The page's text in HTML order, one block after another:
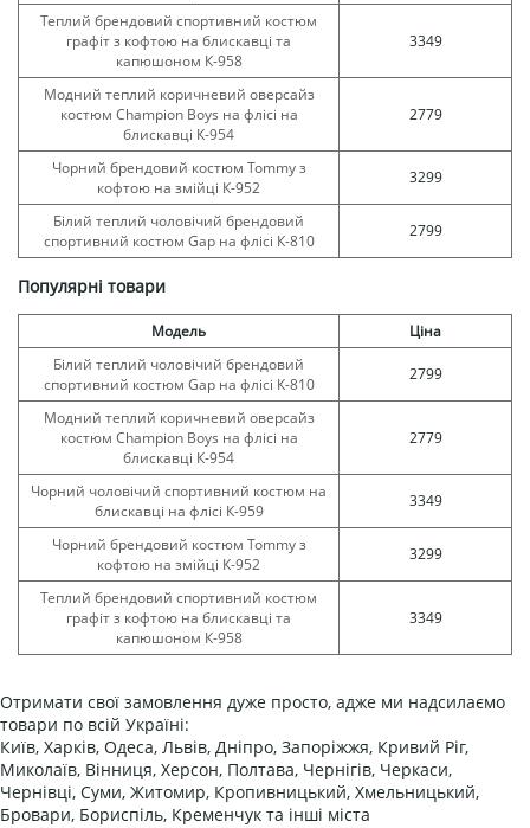
Теплий брендовий спортивний костюм
графіт з кофтою на блискавці та
капюшоном К-958
3349
Модний теплий коричневий оверсайз
костюм Champion Boys на флісі на
блискавці К-954
2779
Чорний брендовий костюм Tommy з
кофтою на змійці К-952
3299
Білий теплий чоловічий брендовий
спортивний костюм Gap на флісі К-810
2799
Популярні товари
Модель
Ціна
Білий теплий чоловічий брендовий
спортивний костюм Gap на флісі К-810
2799
Модний теплий коричневий оверсайз
костюм Champion Boys на флісі на
блискавці К-954
2779
Чорний чоловічий спортивний костюм на
блискавці на флісі К-959
3349
Чорний брендовий костюм Tommy з
кофтою на змійці К-952
3299
Теплий брендовий спортивний костюм
графіт з кофтою на блискавці та
капюшоном К-958
3349
Отримати свої замовлення дуже просто, адже ми надсилаємо
товари по всій Україні:
Київ, Харків, Одеса, Львів, Дніпро, Запоріжжя, Кривий Ріг,
Миколаїв, Вінниця, Херсон, Полтава, Чернігів, Черкаси,
Чернівці, Суми, Житомир, Кропивницький, Хмельницький,
Бровари, Бориспіль, Кременчук та інші міста